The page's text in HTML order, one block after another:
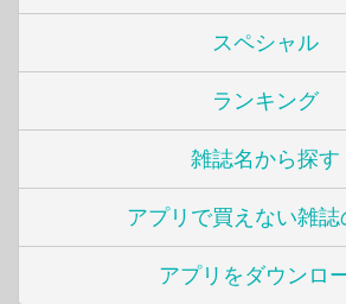
スペシャル
ランキング
雑誌名から探す
アプリで買えない雑誌
アプリをダウンロ